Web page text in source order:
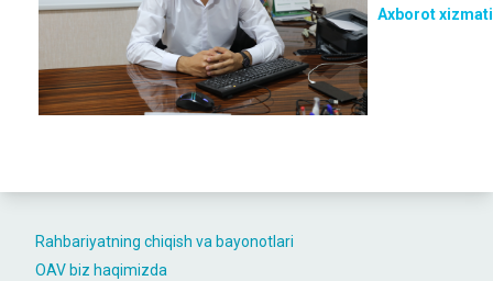
Rahbariyatning chiqish va bayonotlari
OAV biz haqimizda
Axborot